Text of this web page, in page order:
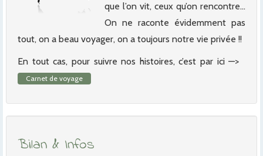
que l’on vit, ceux qu’on rencontre…
On ne raconte évidemment pas
tout, on a beau voyager, on a toujours notre vie privée !!
En tout cas, pour suivre nos histoires, c’est par ici —>
Carnet de voyage
Bilan & Infos